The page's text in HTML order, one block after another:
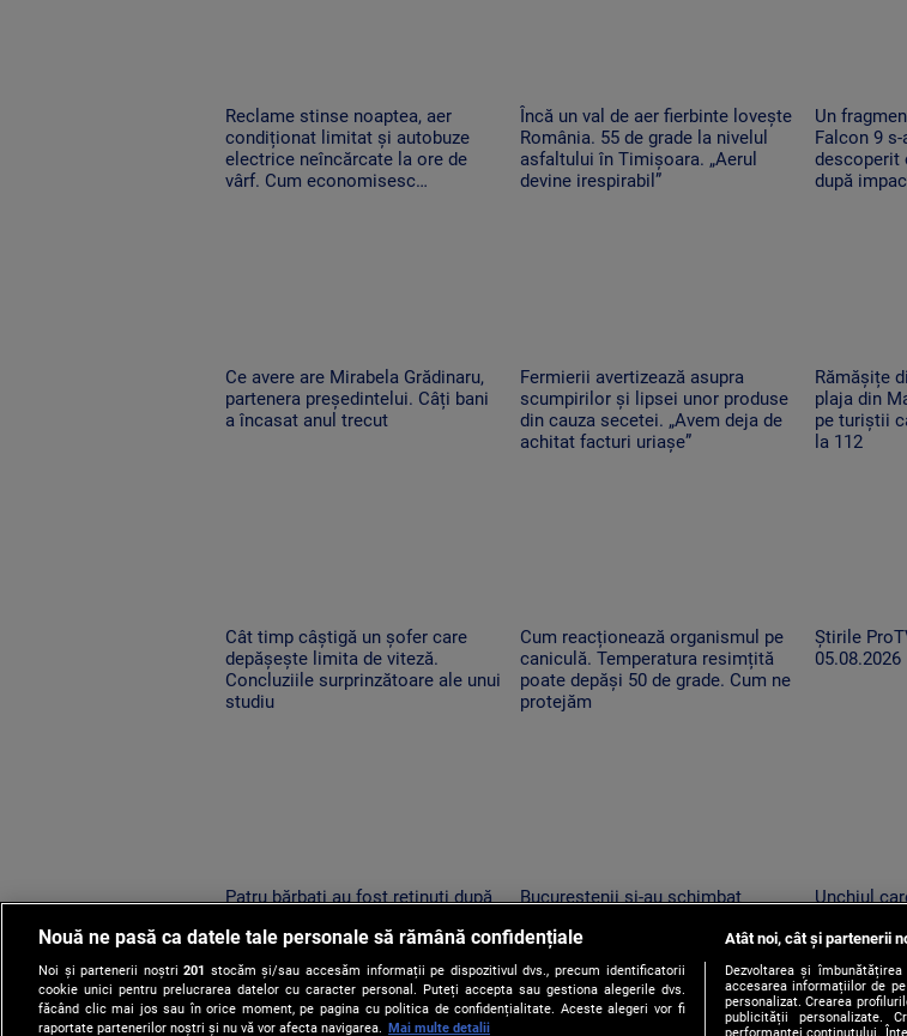
Reclame stinse noaptea, aer
condiționat limitat și autobuze
electrice neîncărcate la ore de
vârf. Cum economisesc
Încă un val de aer fierbinte lovește
România. 55 de grade la nivelul
asfaltului în Timișoara. „Aerul
devine irespirabil”
Un
Falcon 9
descoperit
după
Ce avere are Mirabela Grădinaru,
partenera președintelui. Câți bani
a încasat anul trecut
Fermierii avertizează asupra
scumpirilor și lipsei unor produse
din cauza secetei. „Avem deja de
achitat facturi uriașe”
Rămășițe
plaja din
pe turiștii
la 112
Cât timp câștigă un șofer care
depășește limita de viteză.
Concluziile surprinzătoare ale unui
studiu
Cum reacționează organismul pe
caniculă. Temperatura resimțită
poate depăși 50 de grade. Cum ne
protejăm
Știrile
05.08.2026
Patru bărbați au fost reținuți după
bar din comuna Dofteana.
Conflictul a fost filmat
Bucureștenii și-au schimbat
merg la cumpărături și caută
răcoarea mult-dorită în parcuri
Unchiul
profitat de
Nouă ne pasă ca datele tale personale să rămână confidențiale
Noi și partenerii noștri201 stocăm și/sau accesăm informații pe dispozitivul dvs., precum identificatorii
cookie unici pentru prelucrarea datelor cu caracter personal. Puteți accepta sau gestiona alegerile dvs.
făcând clic mai jos sau în orice moment, pe pagina cu politica de confidențialitate. Aceste alegeri vor fi
raportate partenerilor noștri și nu vă vor afecta navigarea.
Mai multe detalii
Atât noi, cât și partenerii
Dezvoltarea și
accesarea informațiilor de
personalizat. Crearea
publicității personalizate.